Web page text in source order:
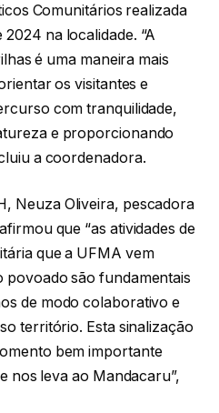
Comunitários realizada
na localidade. “A
é uma maneira mais
os visitantes e
com tranquilidade,
e proporcionando
a coordenadora.
Neuza Oliveira, pescadora
que “as atividades de
que a UFMA vem
povoado são fundamentais
de modo colaborativo e
território. Esta sinalização
bem importante
nos leva ao Mandacaru”,